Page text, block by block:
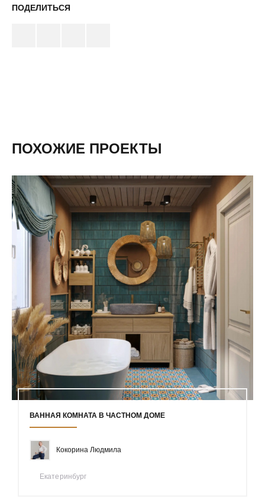
ПОДЕЛИТЬСЯ
ПОХОЖИЕ ПРОЕКТЫ
ВАННАЯ КОМНАТА В ЧАСТНОМ ДОМЕ
Кокорина Людмила
Екатеринбург